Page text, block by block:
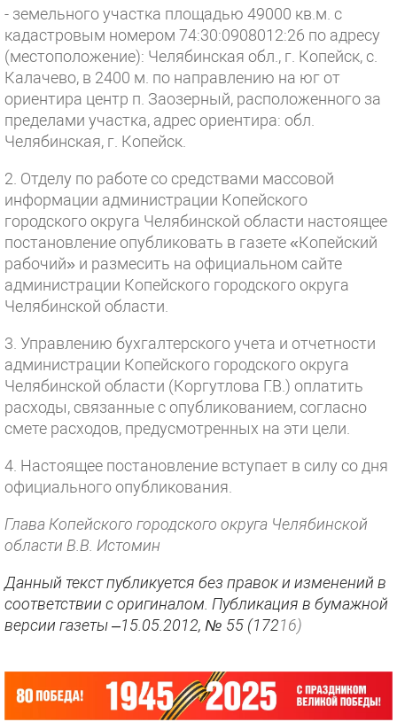
- земельного участка площадью 49000 кв.м. с
кадастровым номером 74:30:0908012:26 по адресу
(местоположение): Челябинская обл., г. Копейск, с.
Калачево, в 2400 м. по направлению на юг от
ориентира центр п. Заозерный, расположенного за
пределами участка, адрес ориентира: обл.
Челябинская, г. Копейск.
2. Отделу по работе со средствами массовой
информации администрации Копейского
городского округа Челябинской области настоящее
постановление опубликовать в газете «Копейский
рабочий» и размесить на официальном сайте
администрации Копейского городского округа
Челябинской области.
3. Управлению бухгалтерского учета и отчетности
администрации Копейского городского округа
Челябинской области (Коргутлова Г.В.) оплатить
расходы, связанные с опубликованием, согласно
смете расходов, предусмотренных на эти цели.
4. Настоящее постановление вступает в силу со дня
официального опубликования.
Глава Копейского городского округа Челябинской
области В.В. Истомин
Данный текст публикуется без правок и изменений в
соответствии с оригиналом. Публикация в бумажной
версии газеты –15.05.2012, № 55 (17216)